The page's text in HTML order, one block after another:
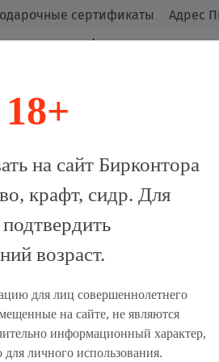
сертификаты Адрес
от официальных
0.355 -
шт:
18+
на сайт Бирконтора
крафт, сидр. Для
возраст.
для лиц совершеннолетнего
на сайте, не являются
информационный характер,
для личного использования.